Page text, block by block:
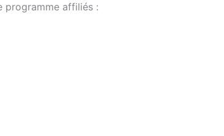
programme affiliés :